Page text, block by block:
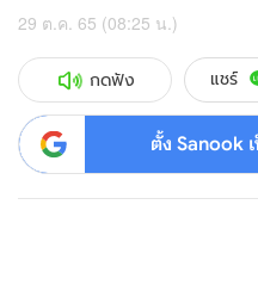
29 ต.ค. 65 (08:25 น.)
กดฟัง แชร์
ตั้ง Sanook